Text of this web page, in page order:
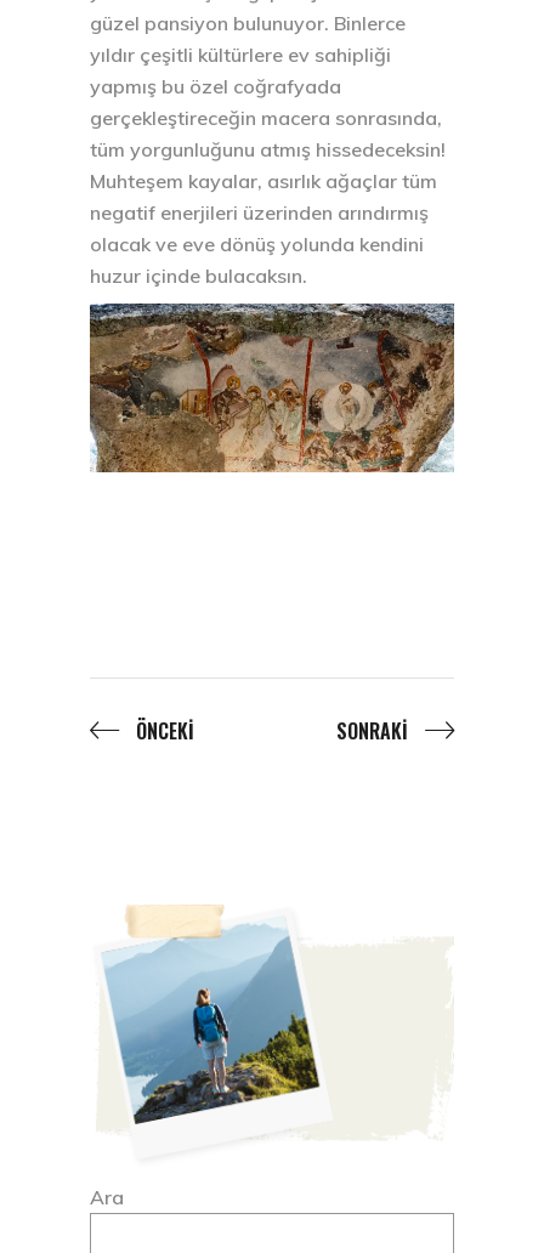
güzel pansiyon bulunuyor. Binlerce
yıldır çeşitli kültürlere ev sahipliği
yapmış bu özel coğrafyada
gerçekleştireceğin macera sonrasında,
tüm yorgunluğunu atmış hissedeceksin!
Muhteşem kayalar, asırlık ağaçlar tüm
negatif enerjileri üzerinden arındırmış
olacak ve eve dönüş yolunda kendini
huzur içinde bulacaksın.
ÖNCEKI SONRAKI
Ara